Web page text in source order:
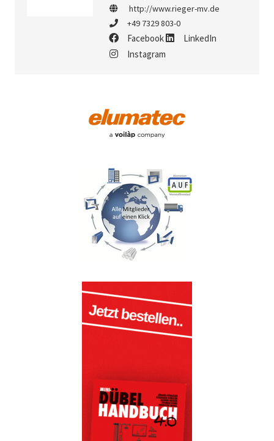
http://www.rieger-mv.de
+49 7329 803-0
Facebook
LinkedIn
Instagram